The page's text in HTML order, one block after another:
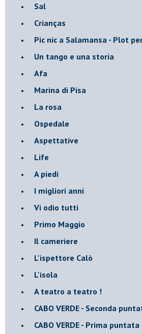
Sal
Crianças
Pic nic a Salamansa - Plot
Un tango e una storia
Afa
Marina di Pisa
La rosa
Ospedale
Aspettative
Life
A piedi
I migliori anni
Vi odio tutti
Primo Maggio
Il cameriere
L'ispettore Calò
L'isola
A teatro a teatro !
CABO VERDE - Seconda
CABO VERDE - Prima puntata